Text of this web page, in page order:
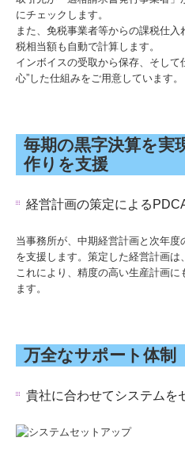
にチェックします。
また、免税事業者等からの課税仕
税相当額も自動で計算します。
インボイスの受取から保存、そして
心”した仕組みをご用意しています。
毎期の黒字決算を実
作りを支援
経営計画の策定による
当事務所が、中期経営計画と次年
を支援します。策定した経営計画は
これにより、精度の高い生産計画
ます。
万全なサポート体制
貴社に合わせてシステムを